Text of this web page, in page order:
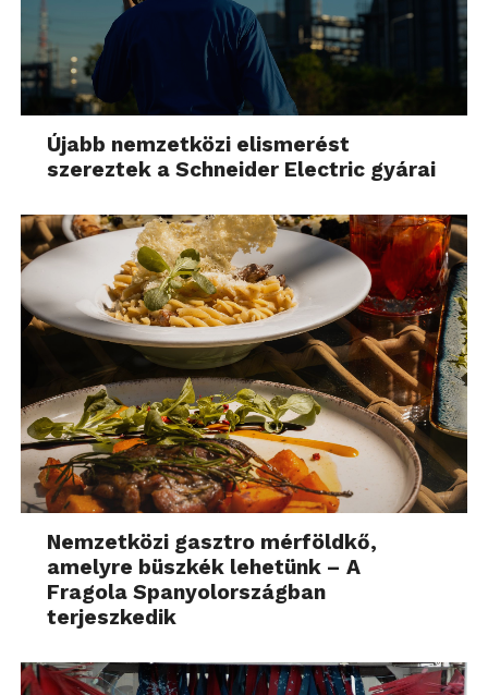
Újabb nemzetközi elismerést
szereztek a Schneider Electric gyárai
Nemzetközi gasztro mérföldkő,
amelyre büszkék lehetünk – A
Fragola Spanyolországban
terjeszkedik